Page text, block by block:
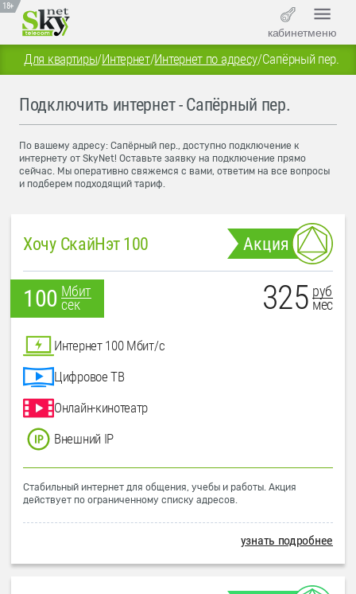
18+
кабинетменю
Для квартиры/Интернет/Интернет по адресу/Сапёрный пер.
Подключить интернет - Сапёрный пер.
По вашему адресу: Сапёрный пер., доступно подключение к
интернету от SkyNet! Оставьте заявку на подключение прямо
сейчас. Мы оперативно свяжемся с вами, ответим на все вопросы
и подберем подходящий тариф.
Хочу СкайНэт 100 Акция
100 Мбит
сек
325 руб
мес
Интернет 100 Мбит/с
Цифровое ТВ
Онлайн-кинотеатр
Внешний IP
Стабильный интернет для общения, учебы и работы. Акция
действует по ограниченному списку адресов.
узнать подробнее